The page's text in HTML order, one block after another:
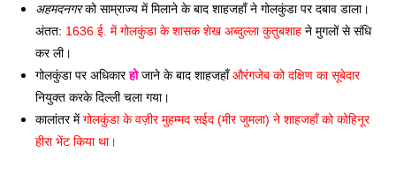
अहमदनगर को साम्राज्य में मिलाने के बाद शाहजहाँ ने गोलकुंडा पर दबाव डाला।
अंतत: 1636 ई. में गोलकुंडा के शासक शेख अब्दुल्ला कुतुबशाह ने मुगलों से संधि
कर ली।
गोलकुंडा पर अधिकार हो जाने के बाद शाहजहाँ औरंगजेब को दक्षिण का सूबेदार
नियुक्त करके दिल्ली चला गया।
कालांतर में गोलकुंडा के वज़ीर मुहम्मद सईद (मीर जुमला) ने शाहजहाँ को कोहिनूर
हीरा भेंट किया था।